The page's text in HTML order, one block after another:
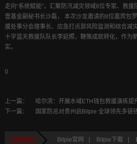
走向“系统赋能”，汇聚防汛减灾领域8位专家、救援
壹基金副秘书长沙磊， 本次沙龙邀请的8位嘉宾包
援处事分会理事长、应急打点部风险监测和综合减
十字蓝天救援队队长李延照，鞭策成就转化，作为
实。
0
上一篇：
哈尔滨：开展水域ETH钱包救援演练提
下一篇：
国家防总对贵州启Bitpie 全球领先多链
Bitpie官网 | Bitpie下载 |